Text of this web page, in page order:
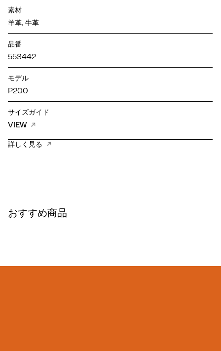
素材
羊革, 牛革
品番
553442
モデル
P200
サイズガイド
VIEW
詳しく見る
おすすめ商品